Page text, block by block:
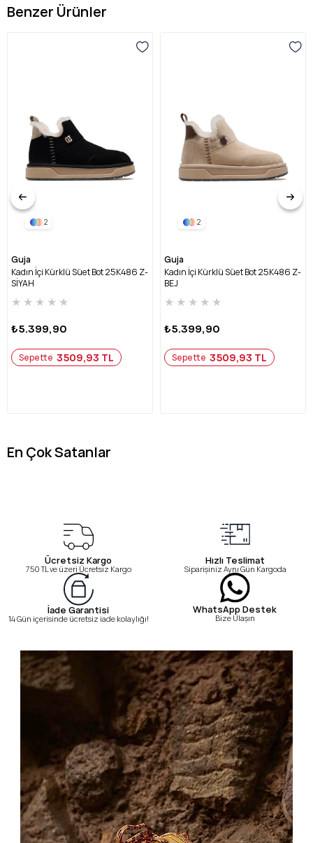
Benzer Ürünler
2
Guja
Kadın İçi Kürklü Süet Bot 25K486 Z-
SİYAH
★ ★ ★ ★ ★
₺5.399,90
Sepette 3509,93 TL
2
Guja
Kadın İçi Kürklü Süet Bot 25K486 Z-
BEJ
★ ★ ★ ★ ★
₺5.399,90
Sepette 3509,93 TL
En Çok Satanlar
Ücretsiz Kargo
750 TL ve üzeri Ücretsiz Kargo
Hızlı Teslimat
Siparişiniz Aynı Gün Kargoda
İade Garantisi
14 Gün içerisinde ücretsiz iade kolaylığı!
WhatsApp Destek
Bize Ulaşın